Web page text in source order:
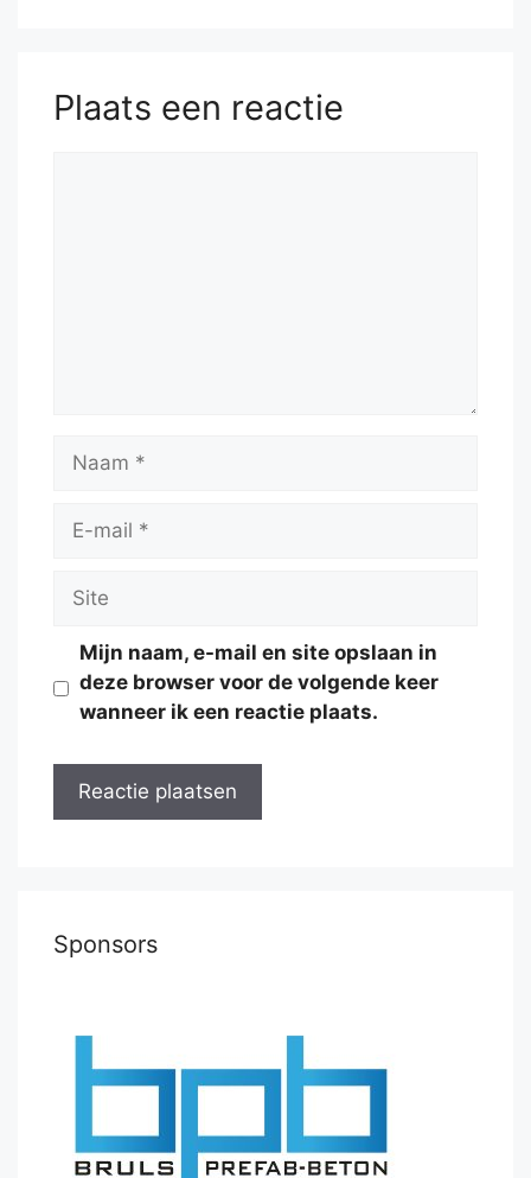
Plaats een reactie
Naam
Site
Mijn naam, e-mail en site opslaan in
deze browser voor de volgende keer
wanneer ik een reactie plaats.
Sponsors